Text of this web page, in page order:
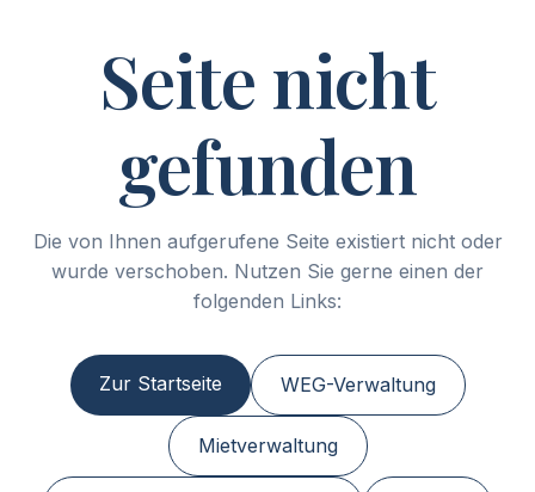
Seite nicht
gefunden
Die von Ihnen aufgerufene Seite existiert nicht oder
wurde verschoben. Nutzen Sie gerne einen der
folgenden Links:
Zur Startseite WEG-Verwaltung
Mietverwaltung